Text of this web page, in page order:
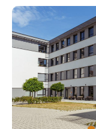
open in Google